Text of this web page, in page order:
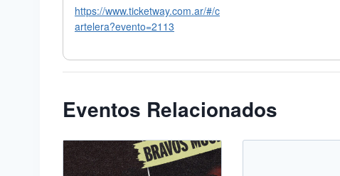
https://www.ticketway.com.ar/#/c
artelera?evento=2113
Eventos Relacionados